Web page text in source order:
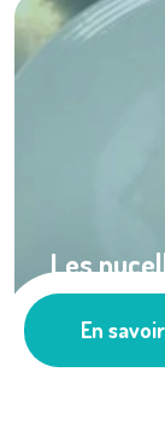
Les
multiples
En